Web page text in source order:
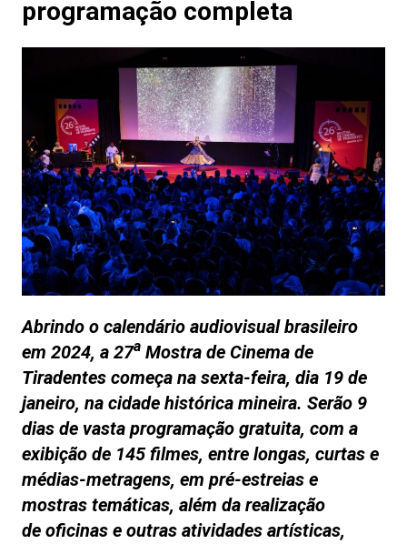
programação completa
Abrindo o calendário audiovisual brasileiro
em 2024, a 27aMostra de Cinema de
Tiradentes começa na sexta-feira, dia 19 de
janeiro, na cidade histórica mineira. Serão 9
dias de vasta programação gratuita, com a
exibição de 145 filmes, entre longas, curtas e
médias-metragens, em pré-estreias e
mostras temáticas, além da realização
de oficinas e outras atividades artísticas,